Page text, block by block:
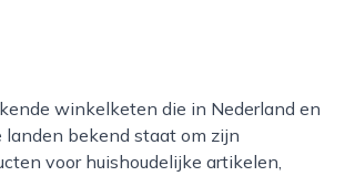
landen bekend staat om zijn
voor huishoudelijke artikelen,